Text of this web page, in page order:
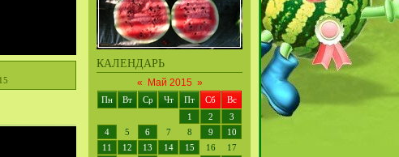
КАЛЕНДАРЬ
« Май 2015 »
Пн Вт Ср Чт Пт Сб
Вс
1
2
3
4
5 6 7 8 9
10
11
12 13 14 15 16
17